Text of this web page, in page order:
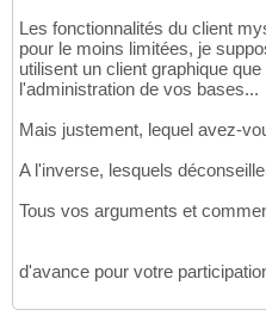
Les fonctionnalités du client
pour le moins limitées, je
utilisent un client graphique
l'administration de vos bases...
Mais justement, lequel avez-
A l'inverse, lesquels
Tous vos arguments et
d'avance pour votre